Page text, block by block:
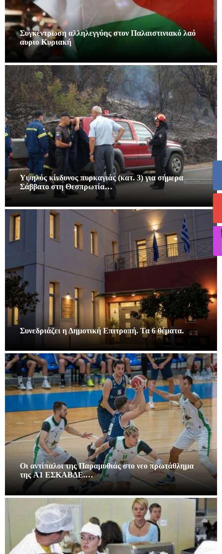
Συγκέντρωση αλληλεγγύης στον Παλαιστινιακό λαό
αυριο Κυριακή
Υψηλός κίνδυνος πυρκαγιάς (κατ. 3) για σήμερα
Σάββατο στη Θεσπρωτία…
Συνεδριάζει η Δημοτική Επιτροπή. Τα 6 θέματα.
Οι αντίπαλοι της Παραμυθιάς στο νεο πρωτάθλημα
της A1 ΕΣΚΑΒΔΕ.…